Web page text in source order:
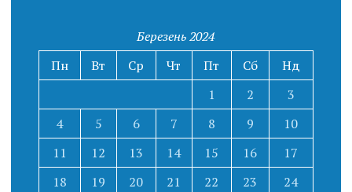
Березень 2024
Пн
Вт Ср Чт Пт Сб
Нд
1
2
3
4
5 6 7 8 9
10
11
12 13 14 15 16
17
18
19 20 21 22 23
24